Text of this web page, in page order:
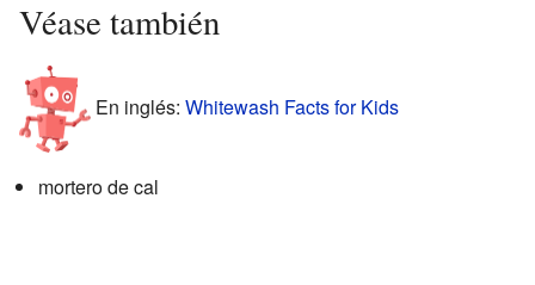
Véase también
En inglés: Whitewash Facts for Kids
mortero de cal